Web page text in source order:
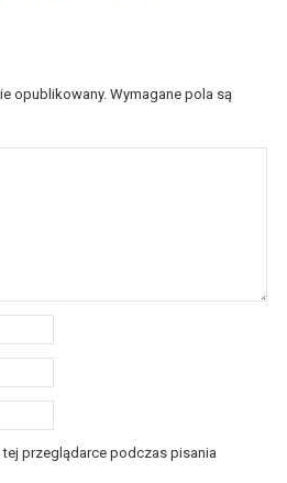
opublikowany. Wymagane pola są
przeglądarce podczas pisania